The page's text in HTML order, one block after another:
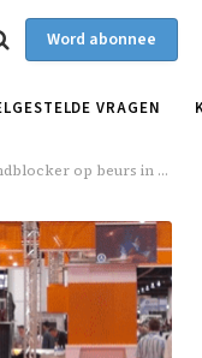
Word abonnee
VRAGEN
op beurs in Las Vegas